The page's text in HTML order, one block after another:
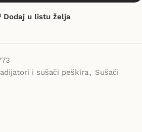
Dodaj u listu želja
i sušači peškira, Sušači